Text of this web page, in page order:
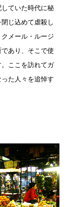
ていた時代に秘
じ込めて虐殺し
メール・ルージ
あり、そこで使
ここを訪れてガ
た人々を追悼す